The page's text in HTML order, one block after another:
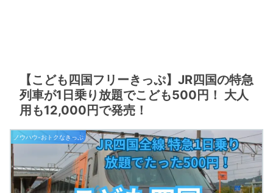
【こども四国フリーきっぷ】JR四国の特急
列車が1日乗り放題でこども500円！ 大人
用も12,000円で発売！
ノウハウ-おトクなきっぷ